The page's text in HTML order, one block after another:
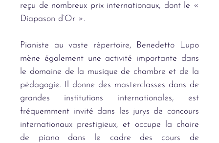
reçu de nombreux prix internationaux, dont le «
Diapason d’Or ».
Pianiste au vaste répertoire, Benedetto Lupo
mène également une activité importante dans
le domaine de la musique de chambre et de la
pédagogie. Il donne des masterclasses dans de
grandes institutions internationales, est
fréquemment invité dans les jurys de concours
internationaux prestigieux, et occupe la chaire
de piano dans le cadre des cours de